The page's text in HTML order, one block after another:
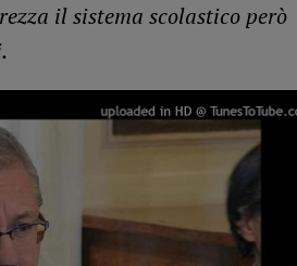
il sistema scolastico però